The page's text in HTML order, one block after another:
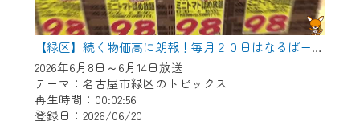
【緑区】続く物価高に朗報！毎月２０日はなるぱーくで野菜つめ放題！
2026年6月8日～6月14日放送
テーマ：名古屋市緑区のトピックス
再生時間：00:02:56
登録日：2026/06/20